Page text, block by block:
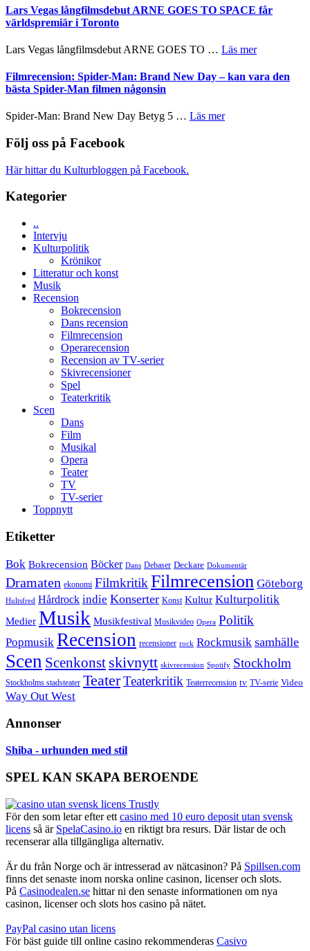
Jackie
storform
Vem
Mauri?
av
tv-
Svärtan
–
om
Lars Vegas långfilmsdebut ARNE GOES TO SPACE får
världspremiär i Toronto
Lars Vegas långfilmsdebut ARNE GOES TO … Läs merom
Vegas
Filmrecension: Spider-Man: Brand New Day – kan vara den
bästa Spider-Man filmen någonsin
Spider-Man: Brand New Day Betyg 5 … Läs merom
Följ oss på Facebook
Här hittar du Kulturbloggen på Facebook.
Kategorier
..
Intervju
Kulturpolitik
Krönikor
Litteratur och konst
Musik
Recension
Bokrecension
Dans recension
Filmrecension
Operarecension
Recension av TV-serier
Skivrecensioner
Spel
Teaterkritik
Scen
Dans
Film
Musikal
Opera
Teater
TV
TV-serier
Toppnytt
Etiketter
Bok Bokrecension Böcker Dans Debaser Deckare Dokumentär
Dramaten ekonomi Filmkritik Filmrecension Göteborg
Hultsfred Hårdrock indie Konserter Konst Kultur Kulturpolitik
Medier Musik Musikfestival Musikvideo Opera Politik
Popmusik Recension recensioner rock Rockmusik samhälle
Scen Scenkonst skivnytt skivrecension Spotify Stockholm
Stockholms stadsteater TeaterTeaterkritik Teaterrecension tv TV-serie Video
Way Out West
Annonser
Shiba - urhunden med stil
SPEL KAN SKAPA BEROENDE
För den som letar efter ett casino med 10 euro deposit utan svensk
licens så är SpelaCasino.io en riktigt bra resurs. Där listar de och
recenserar alla tillgängliga alternativ.
Är du från Norge och är intresserad av nätcasinon? På Spillsen.com
finns det senaste inom norska online casinon, licenser och slots.
På Casinodealen.se hittar ni den senaste informationen om nya
casinon, licenser och slots hos casino på nätet.
PayPal casino utan licens
För bäst guide till online casino rekommenderas Casivo